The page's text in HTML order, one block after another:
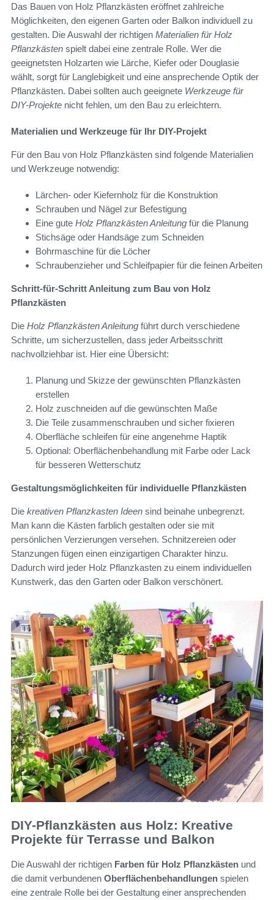
Das Bauen von Holz Pflanzkästen eröffnet zahlreiche
Möglichkeiten, den eigenen Garten oder Balkon individuell zu
gestalten. Die Auswahl der richtigen Materialien für Holz
Pflanzkästen spielt dabei eine zentrale Rolle. Wer die
geeignetsten Holzarten wie Lärche, Kiefer oder Douglasie
wählt, sorgt für Langlebigkeit und eine ansprechende Optik der
Pflanzkästen. Dabei sollten auch geeignete Werkzeuge für
DIY-Projekte nicht fehlen, um den Bau zu erleichtern.
Materialien und Werkzeuge für Ihr DIY-Projekt
Für den Bau von Holz Pflanzkästen sind folgende Materialien
und Werkzeuge notwendig:
Lärchen- oder Kiefernholz für die Konstruktion
Schrauben und Nägel zur Befestigung
Eine gute Holz Pflanzkästen Anleitung für die Planung
Stichsäge oder Handsäge zum Schneiden
Bohrmaschine für die Löcher
Schraubenzieher und Schleifpapier für die feinen Arbeiten
Schritt-für-Schritt Anleitung zum Bau von Holz
Pflanzkästen
Die Holz Pflanzkästen Anleitung führt durch verschiedene
Schritte, um sicherzustellen, dass jeder Arbeitsschritt
nachvollziehbar ist. Hier eine Übersicht:
Planung und Skizze der gewünschten Pflanzkästen
erstellen
Holz zuschneiden auf die gewünschten Maße
Die Teile zusammenschrauben und sicher fixieren
Oberfläche schleifen für eine angenehme Haptik
Optional: Oberflächenbehandlung mit Farbe oder Lack
für besseren Wetterschutz
Gestaltungsmöglichkeiten für individuelle Pflanzkästen
Die kreativen Pflanzkasten Ideen sind beinahe unbegrenzt.
Man kann die Kästen farblich gestalten oder sie mit
persönlichen Verzierungen versehen. Schnitzereien oder
Stanzungen fügen einen einzigartigen Charakter hinzu.
Dadurch wird jeder Holz Pflanzkasten zu einem individuellen
Kunstwerk, das den Garten oder Balkon verschönert.
DIY-Pflanzkästen aus Holz: Kreative
Projekte für Terrasse und Balkon
Die Auswahl der richtigen Farben für Holz Pflanzkästen und
die damit verbundenen Oberflächenbehandlungen spielen
eine zentrale Rolle bei der Gestaltung einer ansprechenden